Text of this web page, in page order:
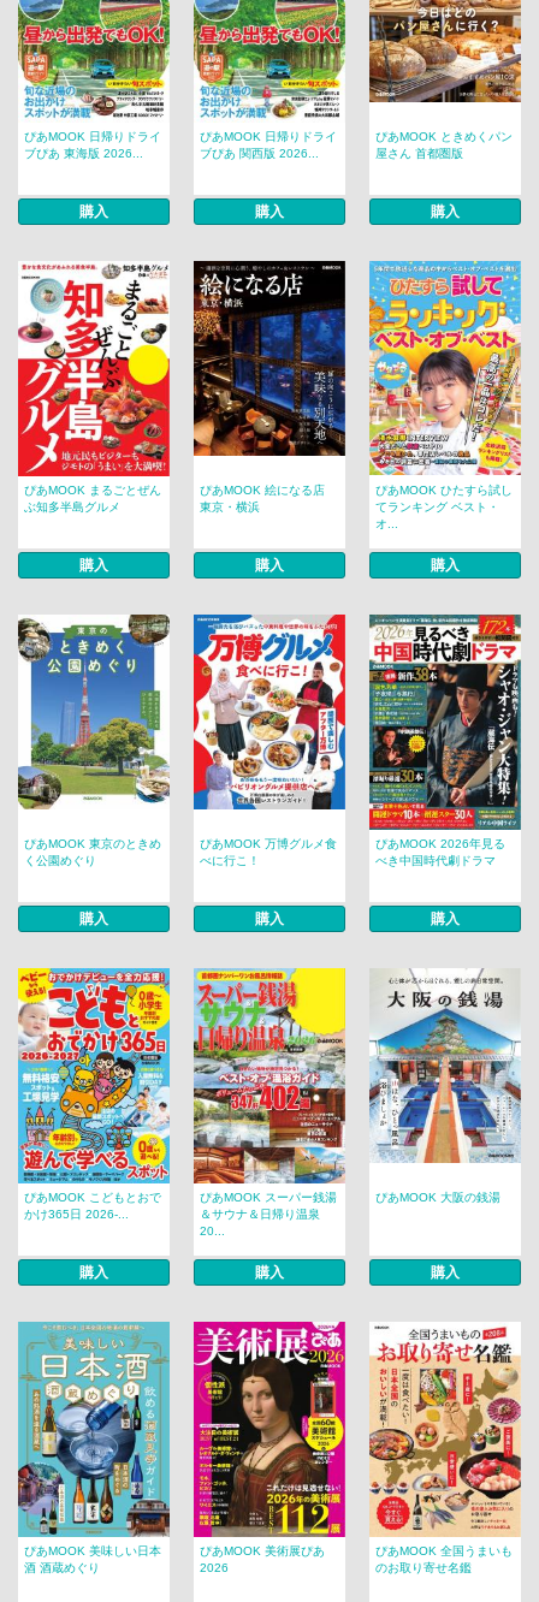
ぴあMOOK 日帰りドライ
ブぴあ 東海版 2026...
購入
ぴあMOOK 日帰りドライ
ブぴあ 関西版 2026...
購入
ぴあMOOK ときめくパン
屋さん 首都圏版
購入
ぴあMOOK まるごとぜん
ぶ知多半島グルメ
購入
ぴあMOOK 絵になる店
東京・横浜
購入
ぴあMOOK ひたすら試し
てランキング ベスト・
オ...
購入
ぴあMOOK 東京のときめ
く公園めぐり
購入
ぴあMOOK 万博グルメ食
べに行こ！
購入
ぴあMOOK 2026年見る
べき中国時代劇ドラマ
購入
ぴあMOOK こどもとおで
かけ365日 2026-...
購入
ぴあMOOK スーパー銭湯
＆サウナ＆日帰り温泉
20...
購入
ぴあMOOK 大阪の銭湯
購入
ぴあMOOK 美味しい日本
酒 酒蔵めぐり
ぴあMOOK 美術展ぴあ
2026
ぴあMOOK 全国うまいも
のお取り寄せ名鑑